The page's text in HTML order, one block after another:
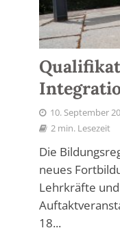
10. September
2 min. Lesezeit
Die
neues
Lehrkräfte
18...